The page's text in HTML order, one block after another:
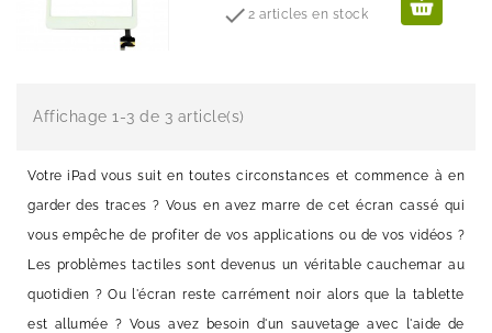
 2 articles en stock
Affichage 1-3 de 3 article(s)
Votre iPad vous suit en toutes circonstances et commence à en
garder des traces ? Vous en avez marre de cet écran cassé qui
vous empêche de profiter de vos applications ou de vos vidéos ?
Les problèmes tactiles sont devenus un véritable cauchemar au
quotidien ? Ou l'écran reste carrément noir alors que la tablette
est allumée ? Vous avez besoin d'un sauvetage avec l'aide de